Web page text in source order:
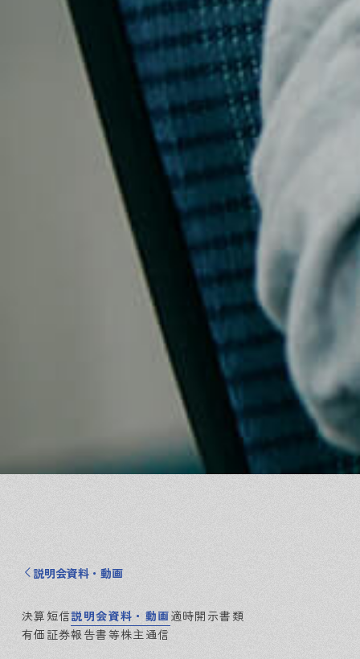
説明会資料・動画
決算短信説明会資料・動画適時開示書類
有価証券報告書等株主通信